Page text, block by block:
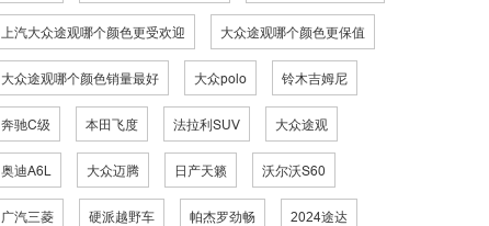
上汽大众途观哪个颜色更受欢迎 大众途观哪个颜色更保值
大众途观哪个颜色销量最好 大众polo 铃木吉姆尼
奔驰C级 本田飞度 法拉利SUV 大众途观
奥迪A6L 大众迈腾 日产天籁 沃尔沃S60
广汽三菱 硬派越野车 帕杰罗劲畅 2024途达